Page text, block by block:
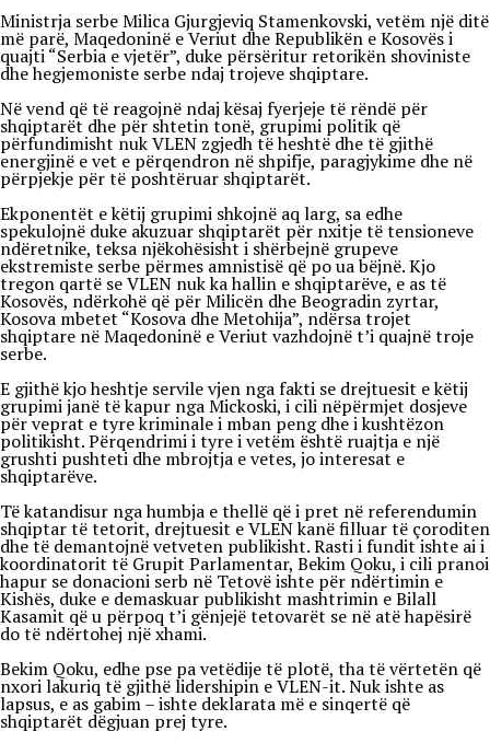
Ministrja serbe Milica Gjurgjeviq Stamenkovski, vetëm një ditë
më parë, Maqedoninë e Veriut dhe Republikën e Kosovës i
quajti “Serbia e vjetër”, duke përsëritur retorikën shoviniste
dhe hegjemoniste serbe ndaj trojeve shqiptare.
Në vend që të reagojnë ndaj kësaj fyerjeje të rëndë për
shqiptarët dhe për shtetin tonë, grupimi politik që
përfundimisht nuk VLEN zgjedh të heshtë dhe të gjithë
energjinë e vet e përqendron në shpifje, paragjykime dhe në
përpjekje për të poshtëruar shqiptarët.
Ekponentët e këtij grupimi shkojnë aq larg, sa edhe
spekulojnë duke akuzuar shqiptarët për nxitje të tensioneve
ndëretnike, teksa njëkohësisht i shërbejnë grupeve
ekstremiste serbe përmes amnistisë që po ua bëjnë. Kjo
tregon qartë se VLEN nuk ka hallin e shqiptarëve, e as të
Kosovës, ndërkohë që për Milicën dhe Beogradin zyrtar,
Kosova mbetet “Kosova dhe Metohija”, ndërsa trojet
shqiptare në Maqedoninë e Veriut vazhdojnë t’i quajnë troje
serbe.
E gjithë kjo heshtje servile vjen nga fakti se drejtuesit e këtij
grupimi janë të kapur nga Mickoski, i cili nëpërmjet dosjeve
për veprat e tyre kriminale i mban peng dhe i kushtëzon
politikisht. Përqendrimi i tyre i vetëm është ruajtja e një
grushti pushteti dhe mbrojtja e vetes, jo interesat e
shqiptarëve.
Të katandisur nga humbja e thellë që i pret në referendumin
shqiptar të tetorit, drejtuesit e VLEN kanë filluar të çoroditen
dhe të demantojnë vetveten publikisht. Rasti i fundit ishte ai i
koordinatorit të Grupit Parlamentar, Bekim Qoku, i cili pranoi
hapur se donacioni serb në Tetovë ishte për ndërtimin e
Kishës, duke e demaskuar publikisht mashtrimin e Bilall
Kasamit që u përpoq t’i gënjejë tetovarët se në atë hapësirë
do të ndërtohej një xhami.
Bekim Qoku, edhe pse pa vetëdije të plotë, tha të vërtetën që
nxori lakuriq të gjithë lidershipin e VLEN-it. Nuk ishte as
lapsus, e as gabim – ishte deklarata më e sinqertë që
shqiptarët dëgjuan prej tyre.